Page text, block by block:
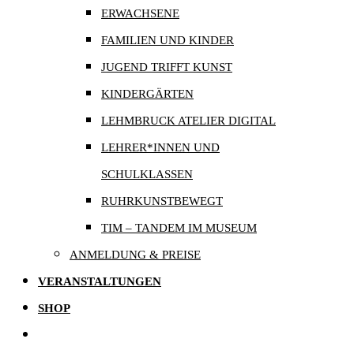
ERWACHSENE
FAMILIEN UND KINDER
JUGEND TRIFFT KUNST
KINDERGÄRTEN
LEHMBRUCK ATELIER DIGITAL
LEHRER*INNEN UND
SCHULKLASSEN
RUHRKUNSTBEWEGT
TIM – TANDEM IM MUSEUM
ANMELDUNG & PREISE
VERANSTALTUNGEN
SHOP